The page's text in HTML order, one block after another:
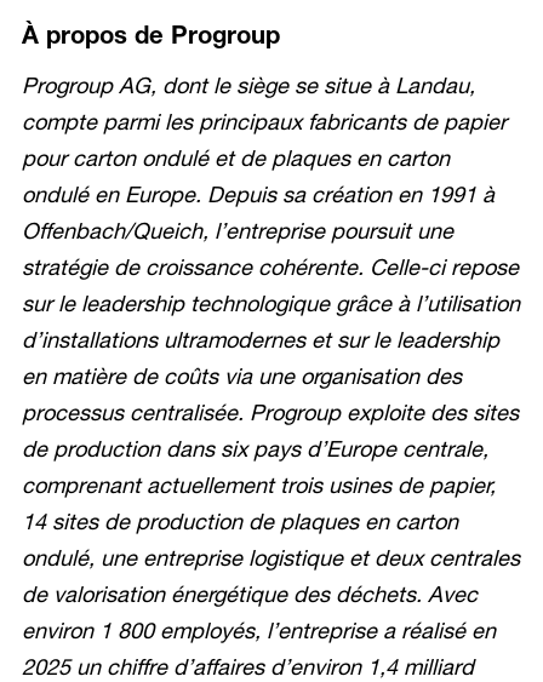
À propos de Progroup
Progroup AG, dont le siège se situe à Landau,
compte parmi les principaux fabricants de papier
pour carton ondulé et de plaques en carton
ondulé en Europe. Depuis sa création en 1991 à
Offenbach/Queich, l’entreprise poursuit une
stratégie de croissance cohérente. Celle-ci repose
sur le leadership technologique grâce à l’utilisation
d’installations ultramodernes et sur le leadership
en matière de coûts via une organisation des
processus centralisée. Progroup exploite des sites
de production dans six pays d’Europe centrale,
comprenant actuellement trois usines de papier,
14 sites de production de plaques en carton
ondulé, une entreprise logistique et deux centrales
de valorisation énergétique des déchets. Avec
environ 1 800 employés, l’entreprise a réalisé en
2025 un chiffre d’affaires d’environ 1,4 milliard